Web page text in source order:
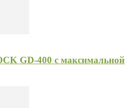
GD-400 с максимальной